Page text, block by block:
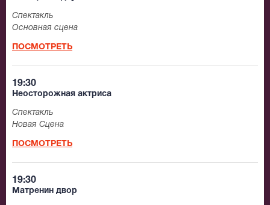
Спектакль
Основная сцена
ПОСМОТРЕТЬ
19:30
Неосторожная актриса
Спектакль
Новая Сцена
ПОСМОТРЕТЬ
19:30
Матренин двор